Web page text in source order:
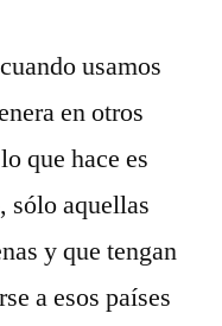
usamos
en otros
que hace es
sólo aquellas
y que tengan
a esos países